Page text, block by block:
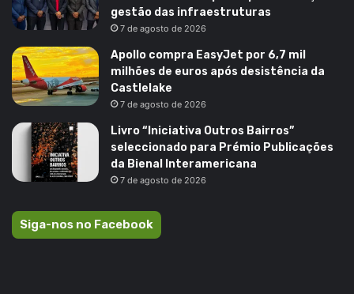
gestão das infraestruturas
7 de agosto de 2026
Apollo compra EasyJet por 6,7 mil
milhões de euros após desistência da
Castlelake
7 de agosto de 2026
Livro “Iniciativa Outros Bairros”
seleccionado para Prémio Publicações
da Bienal Interamericana
7 de agosto de 2026
Siga-nos no Facebook